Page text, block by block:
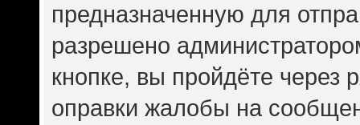
предназначенную для
разрешено
кнопке, вы пройдёте
оправки жалобы на